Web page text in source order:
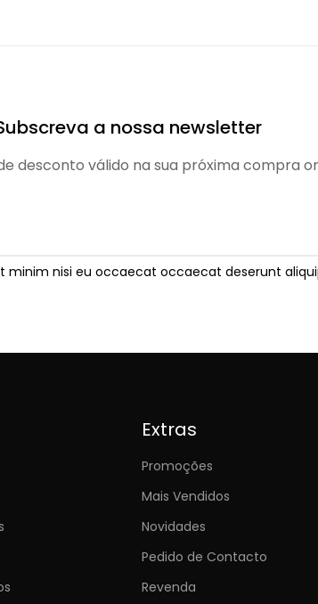
a nossa newsletter
desconto válido na sua próxima compra
minim nisi eu occaecat occaecat deserunt
Extras
Promoções
Mais Vendidos
Novidades
Pedido de Contacto
Revenda